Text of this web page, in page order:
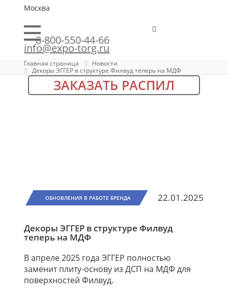
Москва
8-800-550-44-66
info@expo-torg.ru
Главная страница
Новости
Декоры ЭГГЕР в структуре Филвуд теперь на МДФ
ЗАКАЗАТЬ РАСПИЛ
ОБНОВЛЕНИЯ В РАБОТЕ БРЕНДА 22.01.2025
Декоры ЭГГЕР в структуре Филвуд
теперь на МДФ
В апреле 2025 года ЭГГЕР полностью
заменит плиту-основу из ДСП на МДФ для
поверхностей Филвуд.